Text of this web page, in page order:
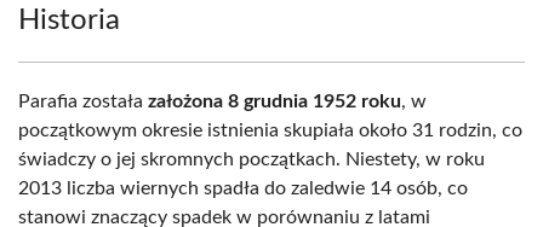
Historia
Parafia została założona 8 grudnia 1952 roku, w
początkowym okresie istnienia skupiała około 31 rodzin, co
świadczy o jej skromnych początkach. Niestety, w roku
2013 liczba wiernych spadła do zaledwie 14 osób, co
stanowi znaczący spadek w porównaniu z latami